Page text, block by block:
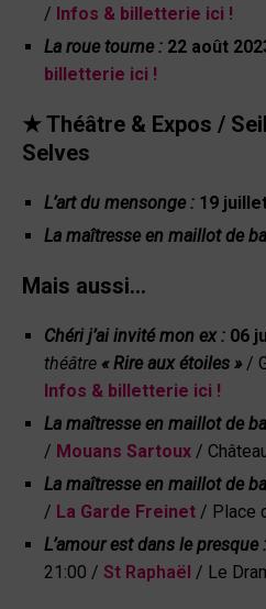
/ Infos & billetterie ici !
La roue tourne : 22 août
billetterie ici !
★ Théâtre & Expos /
Selves
L’art du mensonge : 19
La maîtresse en maillot de
Mais aussi…
Chéri j’ai invité mon ex : 06
théâtre « Rire aux étoiles »/
Infos & billetterie ici !
La maîtresse en maillot de
/ Mouans Sartoux /
La maîtresse en maillot de
/ La Garde Freinet / Place
L’amour est dans le presque :
21:00 / St Raphaël / Le